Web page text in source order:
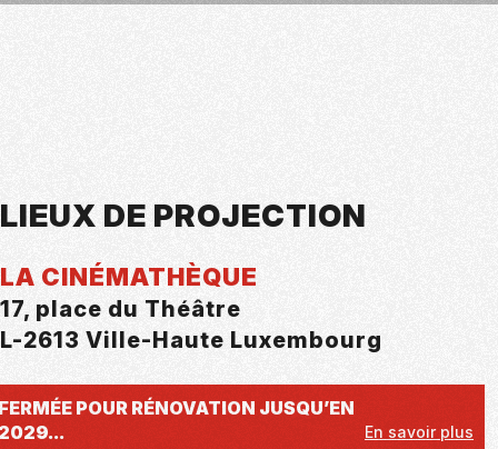
LIEUX DE PROJECTION
LA CINÉMATHÈQUE
17, place du Théâtre
L-2613 Ville-Haute Luxembourg
POUR RÉNOVATION JUSQU’EN
En savoir plus